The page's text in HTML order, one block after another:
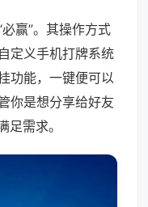
赢”。其操作方式
定义手机打牌系统
功能，一键便可以
你是想分享给好友
需求。